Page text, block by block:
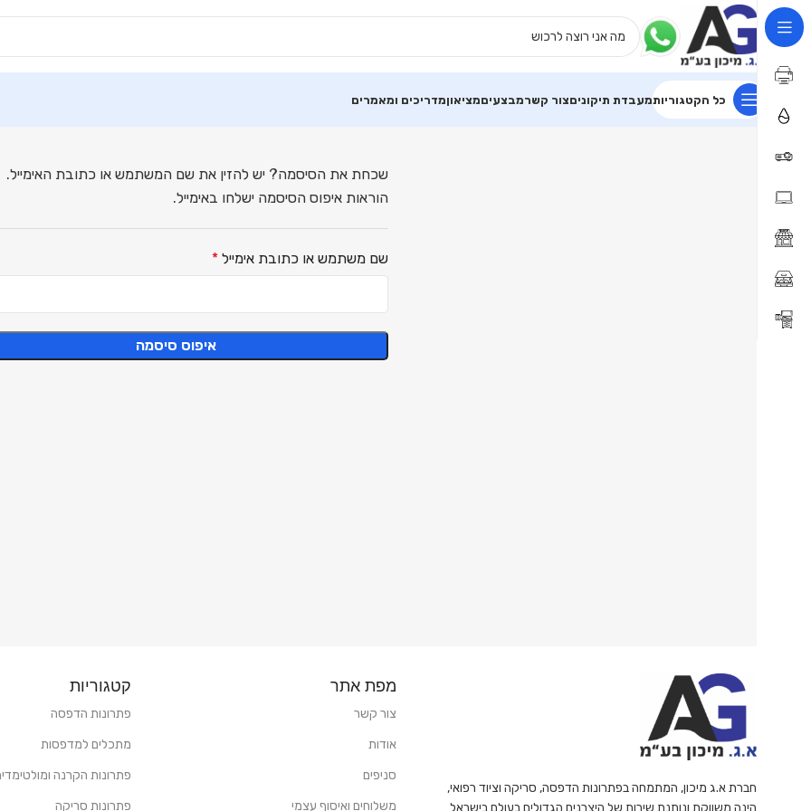
החשבון
שלי
–
ניהול
הזמנות
ופרטים
כל הקטגוריותמעבדת תיקוניםצור קשרמבצעיםמציאוןמדריכים ומאמרים
שכחת את הסיסמה? יש להזין את שם המשתמש או כתובת האימייל.
הוראות איפוס הסיסמה ישלחו באימייל.
שם משתמש או כתובת אימייל *
איפוס סיסמה
חברת א.ג מיכון, המתמחה בפתרונות הדפסה, סריקה וציוד רפואי,
מפת אתר
צור קשר
אודות
סניפים
משלוחים ואיסוף עצמי
קטגוריות
פתרונות הדפסה
מתכלים למדפסות
פתרונות הקרנה
פתרונות סריקה